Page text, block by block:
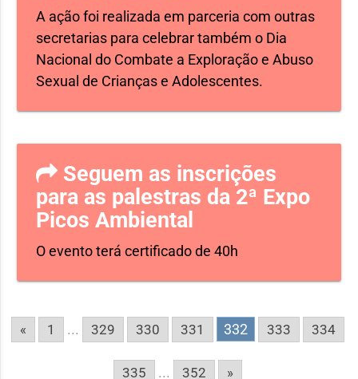
A ação foi realizada em parceria com outras
secretarias para celebrar também o Dia
Nacional do Combate a Exploração e Abuso
Sexual de Crianças e Adolescentes.
Seguem as inscrições
para as palestras da 2ª Expo
Picos Ambiental
O evento terá certificado de 40h
« 1 ... 329 330 331 332 333 334
335 ... 352 »